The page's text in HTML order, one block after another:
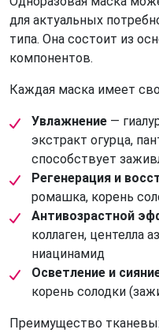
для актуальных
типа. Она состоит из
компонентов.
Каждая маска имеет
Увлажнение —
экстракт огурца,
способствует
Регенерация и
ромашка, корень
Антивозрастной
коллаген, центелла
ниацинамид
Осветление и
корень солодки
Преимущество